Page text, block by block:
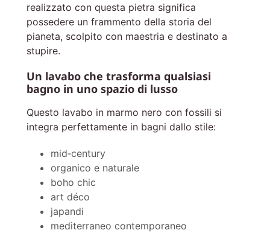
realizzato con questa pietra significa
possedere un frammento della storia del
pianeta, scolpito con maestria e destinato a
stupire.
Un lavabo che trasforma qualsiasi
bagno in uno spazio di lusso
Questo lavabo in marmo nero con fossili si
integra perfettamente in bagni dallo stile:
mid‑century
organico e naturale
boho chic
art déco
japandi
mediterraneo contemporaneo